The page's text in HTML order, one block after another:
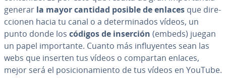
generar la mayor cantidad posible de enlaces que di­re­
c­cio­nen hacia tu canal o a de­te­r­mi­na­dos vídeos, un
punto donde los códigos de inserción (embeds) juegan
un papel im­po­r­ta­n­te. Cuanto más in­flu­ye­n­tes sean las
webs que inserten tus vídeos o compartan enlaces,
mejor será el po­si­cio­na­mie­n­to de tus vídeos en YouTube.